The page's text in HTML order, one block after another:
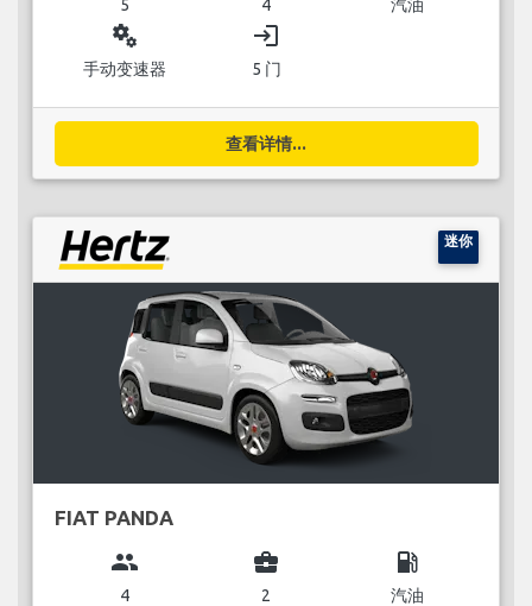
5 4 汽油
miscellaneous_services
手动变速器
login
5 门
查看详情...
迷你
FIAT PANDA
group
4
business_center
2
local_gas_station
汽油